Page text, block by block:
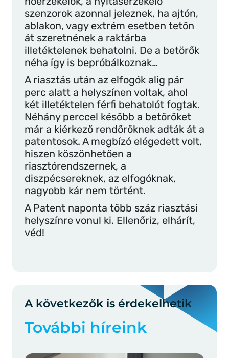
szenzorok azonnal jeleznek, ha ajtón,
ablakon, vagy extrém esetben tetőn
át szeretnének a raktárba
illetéktelenek behatolni. De a betörők
néha így is bepróbálkoznak…
A riasztás után az elfogók alig pár
perc alatt a helyszínen voltak, ahol
két illetéktelen férfi behatolót fogtak.
Néhány perccel később a betörőket
már a kiérkező rendőröknek adták át a
patentosok. A megbízó elégedett volt,
hiszen köszönhetően a
riasztórendszernek, a
diszpécsereknek, az elfogóknak,
nagyobb kár nem történt.
A Patent naponta több száz riasztási
helyszínre vonul ki. Ellenőriz, elhárít,
véd!
A következők is érdekelhetik
További híreink